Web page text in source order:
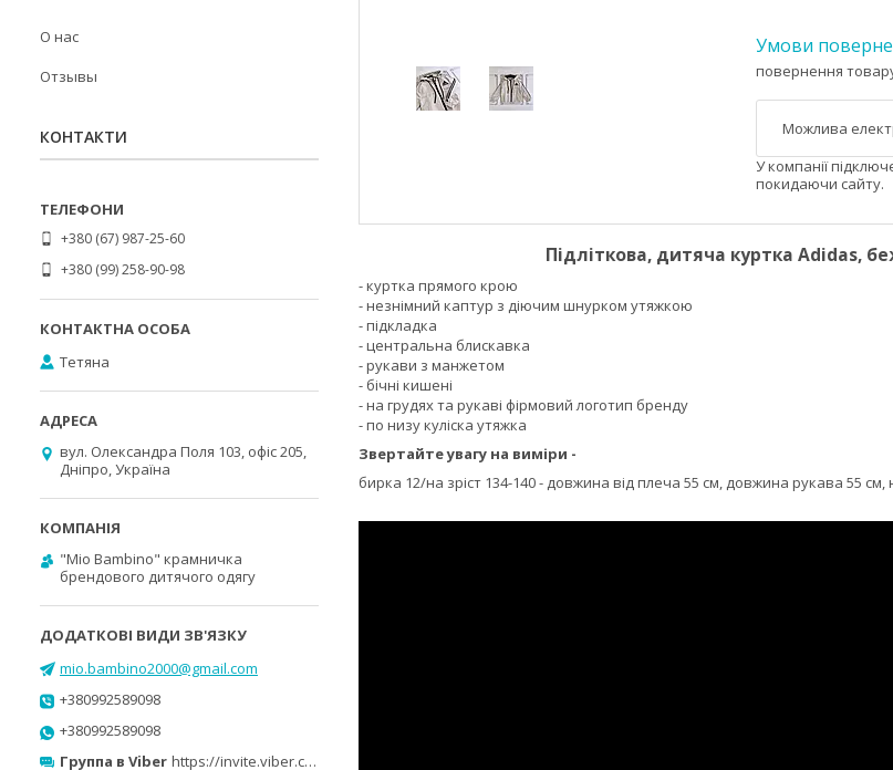
повернення
У компанії
покидаючи сайту.
Підліткова, дитяча куртка Adidas,
- куртка прямого крою
- незнімний каптур з діючим шнурком утяжкою
- підкладка
- центральна блискавка
- рукави з манжетом
- бічні кишені
- на грудях та рукаві фірмовий логотип бренду
- по низу куліска утяжка
Звертайте увагу на виміри -
бирка 12/на зріст 134-140 - довжина від плеча 55 см, довжина рукава 55 см,
О нас
Отзывы
КОНТАКТИ
+380 (67) 987-25-60
+380 (99) 258-90-98
Тетяна
вул. Олександра Поля 103, офіс 205,
Дніпро, Україна
"Mio Bambino" крамничка
брендового дитячого одягу
mio.bambino2000@gmail.com
+380992589098
+380992589098
Группа в Viber https://invite.viber.com/?g2=AQB0ufind8ISw0sgsCGhsNIX5ImUbR0nGBbftYNtUVQBrgNxagmexD00%2Bpyk6WYC